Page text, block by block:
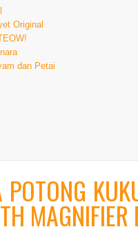
Original
dan Petai